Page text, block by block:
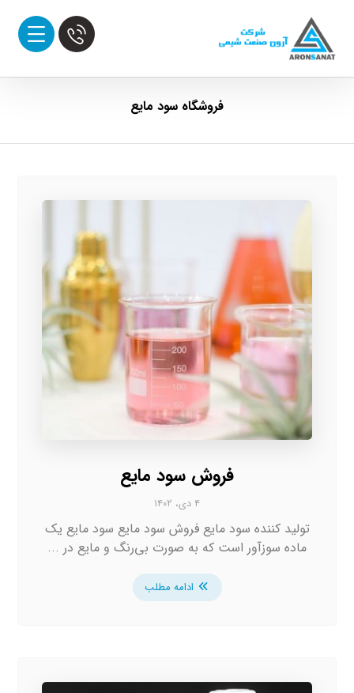
فروشگاه سود مایع
فروش سود مایع
۴ دی، ۱۴۰۲
تولید کننده سود مایع فروش سود مایع سود مایع یک
ماده سوزآور است که به صورت بی‌رنگ و مایع در ...
ادامه مطلب